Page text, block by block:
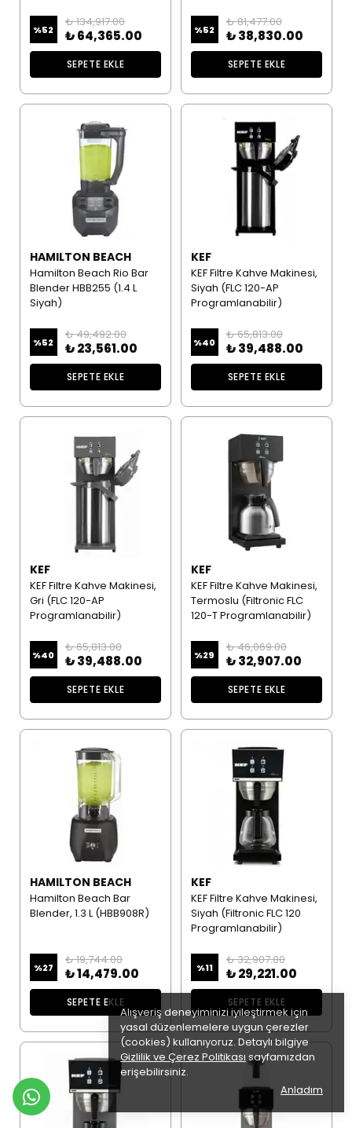
Alışveriş deneyiminizi iyileştirmek için
yasal düzenlemelere uygun çerezler
(cookies) kullanıyoruz. Detaylı bilgiye
Gizlilik ve Çerez Politikası sayfamızdan
erişebilirsiniz.
Anladım
%52
₺ 134,917.00
₺ 64,365.00
SEPETE EKLE
%52
₺ 81,477.00
₺ 38,830.00
SEPETE EKLE
HAMILTON BEACH
Hamilton Beach Rio Bar
Blender HBB255 (1.4 L
Siyah)
%52
₺ 49,492.00
₺ 23,561.00
SEPETE EKLE
KEF
KEF Filtre Kahve Makinesi,
Siyah (FLC 120-AP
Programlanabilir)
%40
₺ 65,813.00
₺ 39,488.00
SEPETE EKLE
KEF
KEF Filtre Kahve Makinesi,
Gri (FLC 120-AP
Programlanabilir)
%40
₺ 65,813.00
₺ 39,488.00
SEPETE EKLE
KEF
KEF Filtre Kahve Makinesi,
Termoslu (Filtronic FLC
120-T Programlanabilir)
%29
₺ 46,069.00
₺ 32,907.00
SEPETE EKLE
HAMILTON BEACH
Hamilton Beach Bar
Blender, 1.3 L (HBB908R)
%27
₺ 19,744.00
₺ 14,479.00
SEPETE EKLE
KEF
KEF Filtre Kahve Makinesi,
Siyah (Filtronic FLC 120
Programlanabilir)
%11
₺ 32,907.00
₺ 29,221.00
SEPETE EKLE